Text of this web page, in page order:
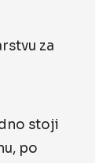
za
stoji
po